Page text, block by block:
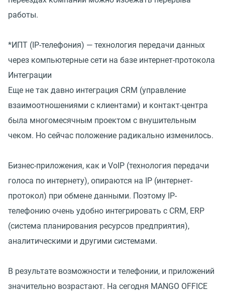
работы.
*ИПТ (IP-телефония) — технология передачи данных
через компьютерные сети на базе интернет-протокола
Интеграции
Еще не так давно интеграция CRM (управление
взаимоотношениями с клиентами) и контакт-центра
была многомесячным проектом с внушительным
чеком. Но сейчас положение радикально изменилось.
Бизнес-приложения, как и VoIP (технология передачи
голоса по интернету), опираются на IP (интернет-
протокол) при обмене данными. Поэтому IP-
телефонию очень удобно интегрировать с CRM, ERP
(система планирования ресурсов предприятия),
аналитическими и другими системами.
В результате возможности и телефонии, и приложений
значительно возрастают. На сегодня MANGO OFFICE